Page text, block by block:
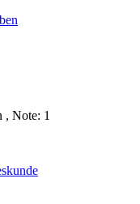
, Note: 1